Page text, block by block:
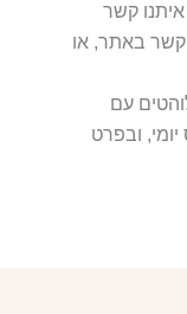
קשר
קשר באתר, או
עם
ובפרט